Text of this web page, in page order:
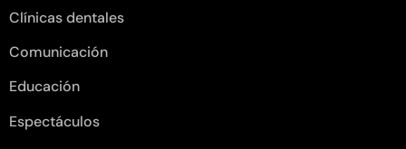
Clínicas dentales
Comunicación
Educación
Espectáculos